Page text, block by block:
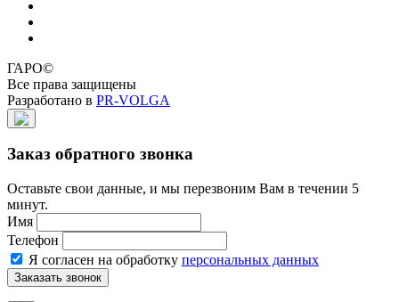
ГАРО©
Все права защищены
Разработано в PR-VOLGA
Заказ обратного звонка
Оставьте свои данные, и мы перезвоним Вам в течении 5
минут.
Имя
Телефон
Я согласен на обработку персональных данных